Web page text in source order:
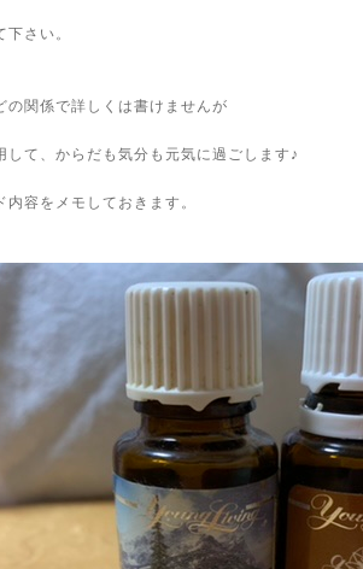
さい。
の関係で詳しくは書けませんが
して、からだも気分も元気に過ごします♪
容をメモしておきます。